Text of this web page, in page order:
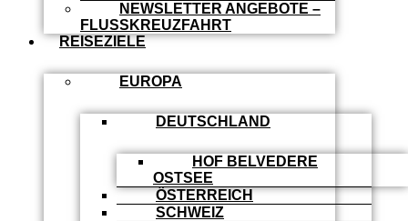
NEWSLETTER ANGEBOTE –
FLUSSKREUZFAHRT
REISEZIELE
EUROPA
DEUTSCHLAND
HOF BELVEDERE
OSTSEE
ÖSTERREICH
SCHWEIZ